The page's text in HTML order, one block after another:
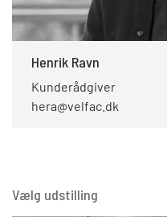
Henrik Ravn
Kunderådgiver
hera@velfac.dk
Vælg udstilling